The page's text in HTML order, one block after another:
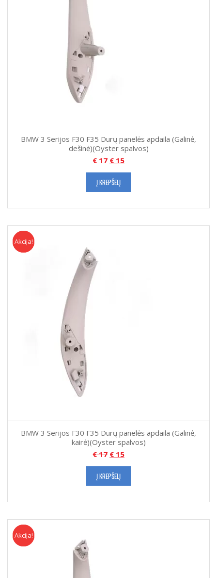
BMW 3 Serijos F30 F35 Durų panelės apdaila (Galinė,
dešinė)(Oyster spalvos)
€17 € 15
Į KREPŠELĮ
Akcija
Akcija!
BMW 3 Serijos F30 F35 Durų panelės apdaila (Galinė,
kairė)(Oyster spalvos)
€17 € 15
Į KREPŠELĮ
Akcija
Akcija!